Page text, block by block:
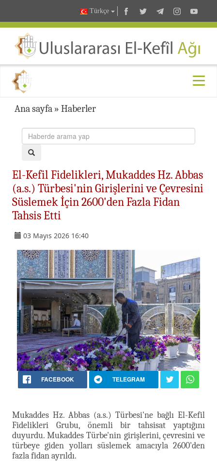
Türkçe
Ana sayfa » Haberler
El-Kefil Fidelikleri, Mukaddes Hz. Abbas
(a.s.) Türbesi'nin Girişlerini ve Çevresini
Süslemek İçin 2600'den Fazla Fidan
Tahsis Etti
03 Mayıs 2026 16:40
FACEBOOK TELEGRAM
Mukaddes Hz. Abbas (a.s.) Türbesi'ne bağlı El-Kefil
Fidelikleri Grubu, önemli bir tahsisat yaptığını
duyurdu. Mukaddes Türbe'nin girişlerini, çevresini ve
türbeye giden yolları süslemek amacıyla 2600'den
fazla fidan ayrıldı.